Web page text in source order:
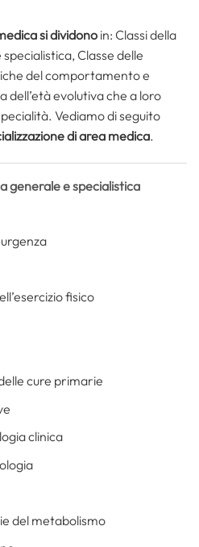
si dividono in: Classi della
Classe delle
del comportamento e
dell’età evolutiva che a loro
Vediamo di seguito
di area medica.
generale e specialistica
fisico
cure primarie
clinica
del metabolismo